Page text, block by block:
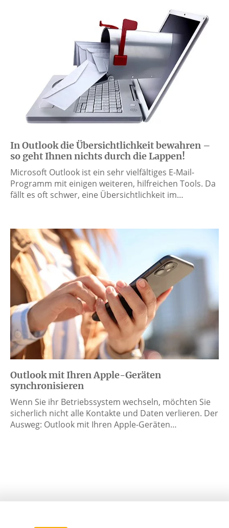
In Outlook die Übersichtlichkeit bewahren –
so geht Ihnen nichts durch die Lappen!
Microsoft Outlook ist ein sehr vielfältiges E-Mail-
Programm mit einigen weiteren, hilfreichen Tools. Da
fällt es oft schwer, eine Übersichtlichkeit im…
Outlook mit Ihren Apple-Geräten
synchronisieren
Wenn Sie ihr Betriebssystem wechseln, möchten Sie
sicherlich nicht alle Kontakte und Daten verlieren. Der
Ausweg: Outlook mit Ihren Apple-Geräten…